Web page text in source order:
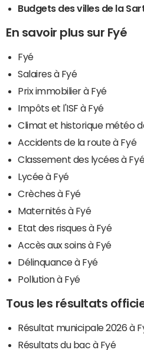
Budgets des villes de la
En savoir plus sur Fyé
Fyé
Salaires à Fyé
Prix immobilier à Fyé
Impôts et l'ISF à Fyé
Climat et historique météo
Accidents de la route à Fyé
Classement des lycées à
Lycée à Fyé
Crèches à Fyé
Maternités à Fyé
Etat des risques à Fyé
Accès aux soins à Fyé
Délinquance à Fyé
Pollution à Fyé
Tous les résultats
Résultat municipale 2026 à
Résultats du bac à Fyé